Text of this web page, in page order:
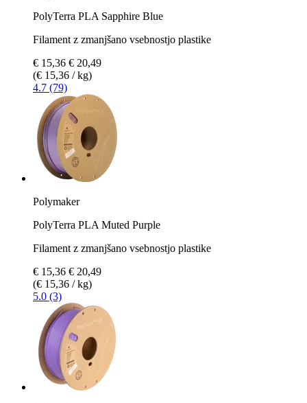
PolyTerra PLA Sapphire Blue
Filament z zmanjšano vsebnostjo plastike
€ 15,36 € 20,49
(€ 15,36 / kg)
4.7 (79)
Polymaker
PolyTerra PLA Muted Purple
Filament z zmanjšano vsebnostjo plastike
€ 15,36 € 20,49
(€ 15,36 / kg)
5.0 (3)